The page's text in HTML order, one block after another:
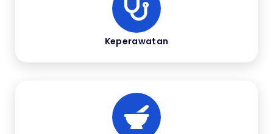
Keperawatan